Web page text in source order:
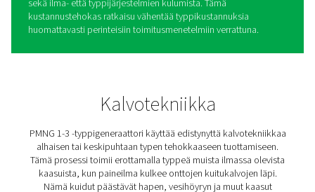
PMNG 1-3
Kalvotyyppigeneraattorit
Pneumatechin kompakteissa PMNG 1-3 -
käytetään patentoitua kalvoerotustekniikkaa, joka sopii
ihanteellisesti matalan (90 %) ja keskitason (99,5 %)
sovelluksiin, kuten renkaiden täyttämiseen,
säiliöiden peittämiseen ja putkistojen kuivaamiseen.
Typpipaineen ollessa enintään 12 baaria (g) tehostinta